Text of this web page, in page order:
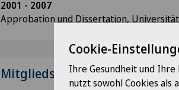
2001 - 2007
Approbation und Dissertation,
Mitgliedschaften
Cookie-
Ihre Gesundheit und
nutzt sowohl Cookies als